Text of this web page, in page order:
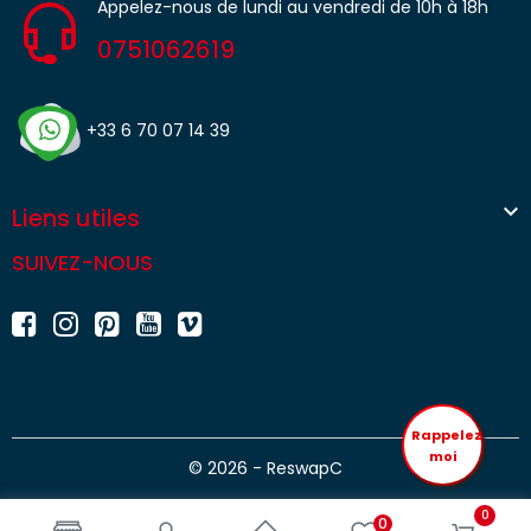
0 0
Appelez-nous de lundi au vendredi de 10h à 18h
0751062619
+33 6 70 07 14 39
Liens utiles 
SUIVEZ-NOUS
© 2026 - ReswapC
Rappelez
moi